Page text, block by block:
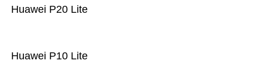
Huawei P10 Lite
Huawei P20 Lite